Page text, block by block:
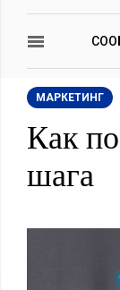
МАРКЕТИНГ
Как
шага